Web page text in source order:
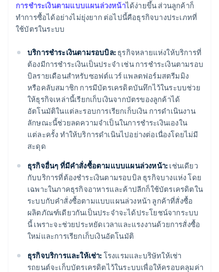
การชำระเงินตามแบบแผนล่วงหน้าได้ง่ายขึ้น ส่วนลูกค้าก็
ทำการซื้อได้อย่างไม่ยุ่งยาก ต่อไปนี้คือธุรกิจบางประเภทที่
ใช้บัตรในระบบ
บริการชำระเงินตามรอบบิล: ธุรกิจหลายแห่งให้บริการที่
ต้องมีการชำระเงินเป็นประจำ เช่น การชำระเงินตามรอบ
บิลรายเดือนสำหรับซอฟต์แวร์ แพลตฟอร์มสตรีมมิง
หรือคลับสมาชิก การมีบัตรเครดิตบันทึกไว้ในระบบช่วย
ให้ธุรกิจเหล่านี้เรียกเก็บเงินจากบัตรของลูกค้าได้
อัตโนมัติในแต่ละรอบการเรียกเก็บเงิน การดำเนินงาน
ลักษณะนี้ช่วยลดความจำเป็นในการชำระเงินเองใน
แต่ละครั้ง ทำให้บริการดำเนินไปอย่างต่อเนื่องโดยไม่มี
สะดุด
ธุรกิจอื่นๆ ที่มีคำสั่งซื้อตามแบบแผนล่วงหน้า: เช่นเดียว
กับบริการที่ต้องชำระเงินตามรอบบิล ธุรกิจบางแห่ง โดย
เฉพาะในภาคธุรกิจอาหารและค้าปลีกก็ใช้บัตรเครดิตใน
ระบบกับคำสั่งซื้อตามแบบแผนล่วงหน้า ลูกค้าที่สั่งซื้อ
ผลิตภัณฑ์เดียวกันเป็นประจำจะได้ประโยชน์จากระบบ
นี้ เพราะจะช่วยประหยัดเวลาและแรงงานด้วยการสั่งซื้อ
ใหม่และการเรียกเก็บเงินอัตโนมัติ
ธุรกิจบริการและให้เช่า: โรงแรมและบริษัทให้เช่า
รถยนต์จะเก็บบัตรเครดิตไว้ในระบบเพื่อให้ครอบคลุมค่า